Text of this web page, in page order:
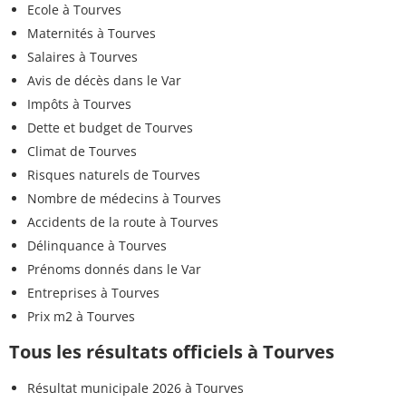
Ecole à Tourves
Maternités à Tourves
Salaires à Tourves
Avis de décès dans le Var
Impôts à Tourves
Dette et budget de Tourves
Climat de Tourves
Risques naturels de Tourves
Nombre de médecins à Tourves
Accidents de la route à Tourves
Délinquance à Tourves
Prénoms donnés dans le Var
Entreprises à Tourves
Prix m2 à Tourves
Tous les résultats officiels à Tourves
Résultat municipale 2026 à Tourves